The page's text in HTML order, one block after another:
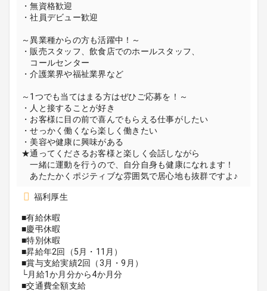
・無資格歓迎
・社員デビュー歓迎
～異業種からの方も活躍中！～
・販売スタッフ、飲食店でのホールスタッフ、
コールセンター
・介護業界や福祉業界など
～1つでも当てはまる方はぜひご応募を！～
・人と接することが好き
・お客様に目の前で喜んでもらえる仕事がしたい
・せっかく働くなら楽しく働きたい
・美容や健康に興味がある
★通ってくださるお客様と楽しく会話しながら
一緒に運動を行うので、自分自身も健康になれます！
あたたかくポジティブな雰囲気で居心地も抜群ですよ♪
福利厚生
■有給休暇
■慶弔休暇
■特別休暇
■昇給年2回（5月・11月）
■賞与支給実績2回（3月・9月）
└月給1か月分から4か月分
■交通費全額支給